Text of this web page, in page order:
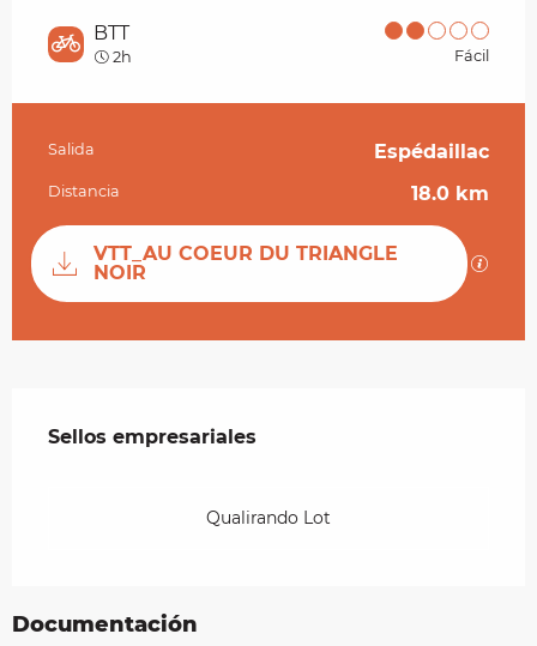
BTT
2h Fácil
Información práctica
Salida Espédaillac
Distancia 18.0 km
Documentación
VTT_AU COEUR DU TRIANGLE
NOIR
Los
Sellos empresariales
Sellos empresariales
Qualirando Lot
Documentación